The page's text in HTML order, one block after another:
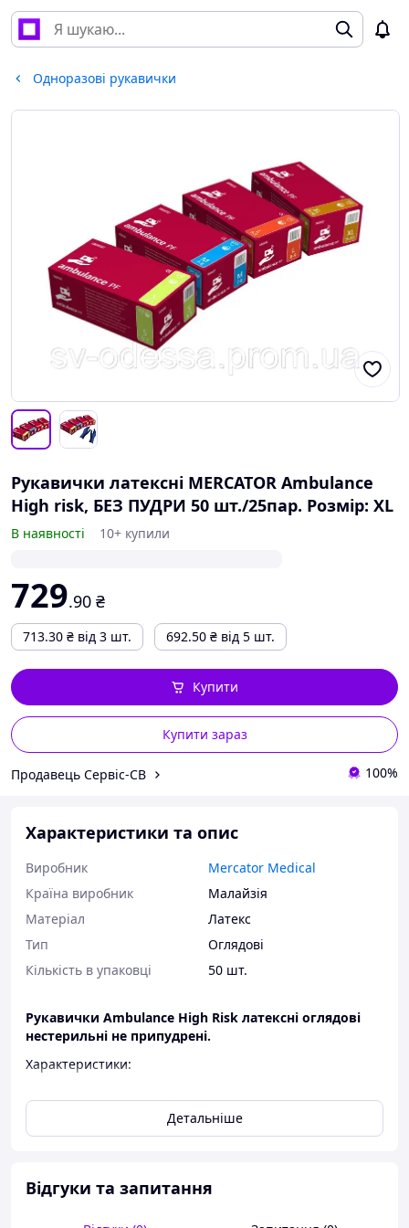
Одноразові рукавички
Рукавички латексні MERCATOR Ambulance
High risk, БЕЗ ПУДРИ 50 шт./25пар. Розмір: XL
В наявності 10+ купили
729.90 ₴
713.30 ₴ від 3 шт. 692.50 ₴ від 5 шт.
Купити зараз
Купити
Продавець Сервіс-СВ 100%
Характеристики та опис
Виробник
Mercator Medical
Країна виробник
Малайзія
Матеріал
Латекс
Тип
Оглядові
Кількість в упаковці
50 шт.
Рукавички Ambulance High Risk латексні оглядові
нестерильні не припудрені.
Характеристики:
Колір: сині
Детальніше
Відгуки та запитання